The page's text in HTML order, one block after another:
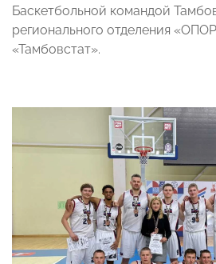
Баскетбольной командой
регионального отделения
«Тамбовстат».